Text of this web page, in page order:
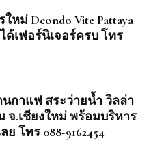
หม่ Dcondo Vite Pattaya
ด้เฟอร์นิเจอร์ครบ โทร
กาแฟ สระว่ายน้ำ วิลล่า
จ.เชียงใหม่ พร้อมบริหาร
โทร 088-9162454